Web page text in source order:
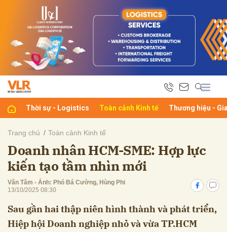
Thời sự - Logistics Toàn cảnh Kinh tế Thương hiệu -
Trang chủ Toàn cảnh Kinh tế
Doanh nhân HCM-SME: Hợp lực
kiến tạo tầm nhìn mới
Văn Tâm - Ảnh: Phó Bá Cường, Hùng Phi
13/10/2025 08:30
Sau gần hai thập niên hình thành và phát triển,
Hiệp hội Doanh nghiệp nhỏ và vừa TP.HCM
luận
Hủy